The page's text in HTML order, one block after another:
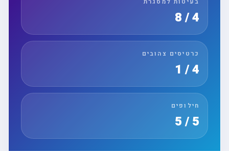
כרטיסים צהובים
חילופים